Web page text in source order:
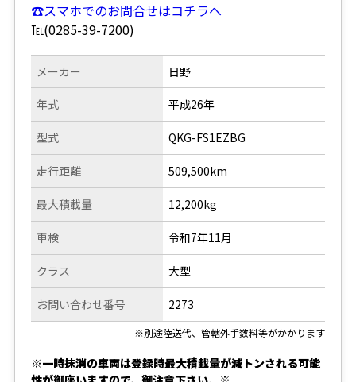
☎スマホでのお問合せはコチラへ
℡(0285-39-7200)
メーカー
年式
型式
走行距離
日野
平成26年
QKG-FS1EZBG
509,500km
最大積載量
車検
クラス
お問い合わせ番号
12,200kg
令和7年11月
大型
2273
※別途陸送代、管轄外手数料等がかかります
※一時抹消の車両は登録時最大積載量が減トンされる可能